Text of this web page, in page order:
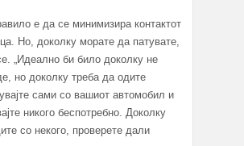
е да се минимизира контактот
Но, доколку морате да патувате,
„Идеално би било доколку не
но доколку треба да одите
сами со вашиот автомобил и
никого беспотребно. Доколку
со некого, проверете дали